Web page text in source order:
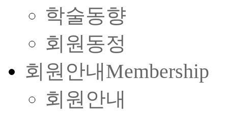
학술동향
회원동정
회원안내Membership
회원안내